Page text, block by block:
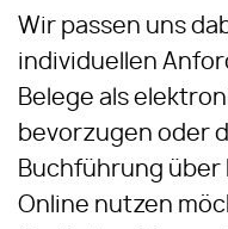
Wir passen uns
individuellen
Belege als
bevorzugen oder
Buchführung über
Online nutzen